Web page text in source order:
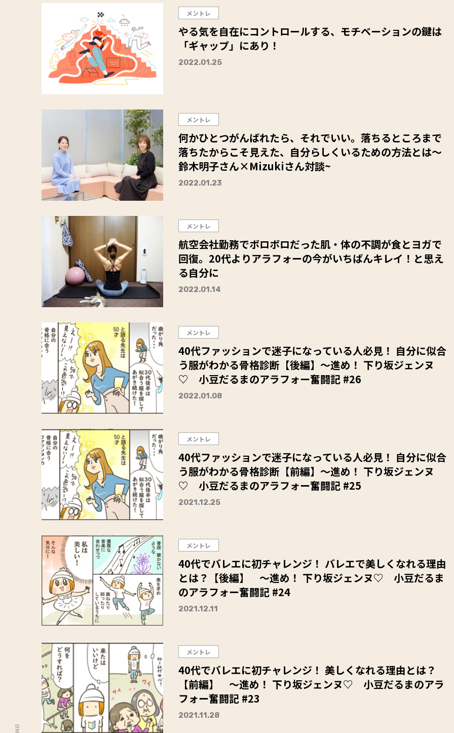
メントレ
やる気を自在にコントロールする、モチベーションの鍵は
「ギャップ」にあり！
2022.01.25
メントレ
何かひとつがんばれたら、それでいい。落ちるところまで
落ちたからこそ見えた、自分らしくいるための方法とは～
鈴木明子さん×Mizukiさん対談~
2022.01.23
メントレ
航空会社勤務でボロボロだった肌・体の不調が食とヨガで
回復。20代よりアラフォーの今がいちばんキレイ！と思え
る自分に
2022.01.14
メントレ
40代ファッションで迷子になっている人必見！ 自分に似合
う服がわかる骨格診断【後編】～進め！ 下り坂ジェンヌ
♡ 小豆だるまのアラフォー奮闘記 #26
2022.01.08
メントレ
40代ファッションで迷子になっている人必見！ 自分に似合
う服がわかる骨格診断【前編】～進め！ 下り坂ジェンヌ
♡ 小豆だるまのアラフォー奮闘記 #25
2021.12.25
メントレ
40代でバレエに初チャレンジ！ バレエで美しくなれる理由
とは？【後編】 ～進め！ 下り坂ジェンヌ♡ 小豆だるま
のアラフォー奮闘記 #24
2021.12.11
メントレ
40代でバレエに初チャレンジ！ 美しくなれる理由とは？
【前編】 ～進め！ 下り坂ジェンヌ♡ 小豆だるまのアラ
フォー奮闘記 #23
2021.11.28